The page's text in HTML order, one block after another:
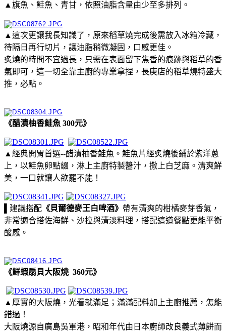
▲旗魚、鮭魚、青甘，依照油脂含量由少至多排列。
▲這次更讓我長知識了，原來稻草燒完成後需放入冰箱冷藏，
待隔日再行切片，讓油脂稍微凝固，口感更佳。
炙燒的時間不宜過長，只需在表面留下焦香的痕跡與稻草的香
氣即可，這一切全靠主廚的專業拿捏，長庚店的稻草燒特盛大
推，必點。
《醋漬柚香鮭魚 300元》
▲經典開胃首選--醋漬柚香鮭魚。鮭魚片經炙燒後鋪於紫洋蔥
上，以鮭魚卵點綴，淋上主廚特製醬汁，撒上白芝麻。清爽鮮
美，一口就讓人欲罷不能！
▌建議搭配 《貝爾德麥王白啤酒》 帶有清爽的柑橘麥芽香氣，
非常適合搭佐海鮮、沙拉與清淡料理，搭配這道餐點更能平衡
酸感。
《鮮蝦扇貝大阪燒 360元》
▲厚實的大阪燒，光看就滿足；滿滿配料加上主廚推薦，怎能
錯過！
大阪燒源自廣島吳軍港，昭和年代由日本廚師改良義式薄餅而